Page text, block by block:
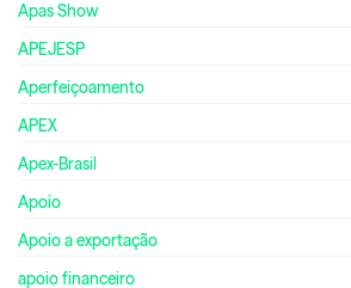
Apas Show
APEJESP
Aperfeiçoamento
APEX
Apex-Brasil
Apoio
Apoio a exportação
apoio financeiro